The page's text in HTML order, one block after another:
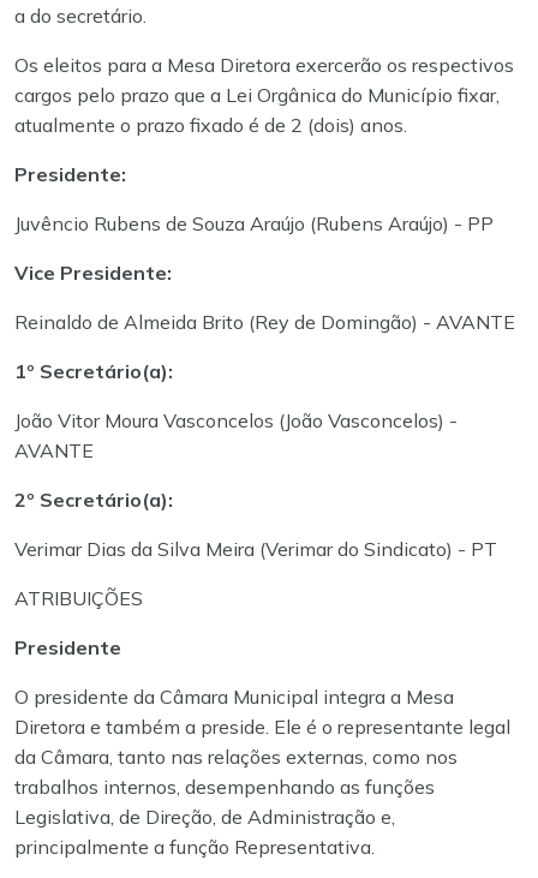
a do secretário.
Os eleitos para a Mesa Diretora exercerão os respectivos
cargos pelo prazo que a Lei Orgânica do Município fixar,
atualmente o prazo fixado é de 2 (dois) anos.
Presidente:
Juvêncio Rubens de Souza Araújo (Rubens Araújo) - PP
Vice Presidente:
Reinaldo de Almeida Brito (Rey de Domingão) - AVANTE
1º Secretário(a):
João Vitor Moura Vasconcelos (João Vasconcelos) -
AVANTE
2º Secretário(a):
Verimar Dias da Silva Meira (Verimar do Sindicato) - PT
ATRIBUIÇÕES
Presidente
O presidente da Câmara Municipal integra a Mesa
Diretora e também a preside. Ele é o representante legal
da Câmara, tanto nas relações externas, como nos
trabalhos internos, desempenhando as funções
Legislativa, de Direção, de Administração e,
principalmente a função Representativa.